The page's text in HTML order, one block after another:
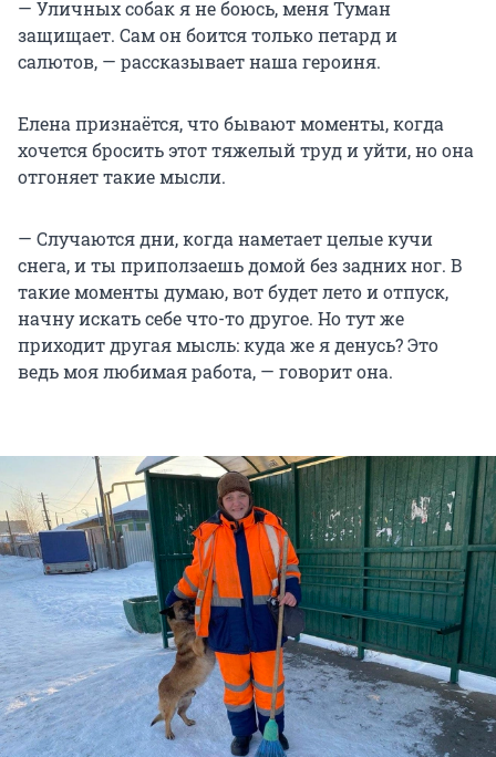
— Уличных собак я не боюсь, меня Туман
защищает. Сам он боится только петард и
салютов, — рассказывает наша героиня.
Елена признаётся, что бывают моменты, когда
хочется бросить этот тяжелый труд и уйти, но она
отгоняет такие мысли.
— Случаются дни, когда наметает целые кучи
снега, и ты приползаешь домой без задних ног. В
такие моменты думаю, вот будет лето и отпуск,
начну искать себе что-то другое. Но тут же
приходит другая мысль: куда же я денусь? Это
ведь моя любимая работа, — говорит она.